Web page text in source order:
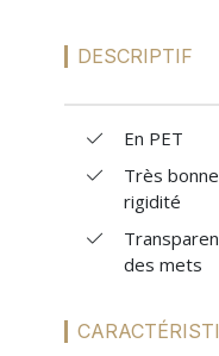
PORTAIL
SUR-MESURE
DESCRIPTIF
En PET
Très
rigidité
des mets